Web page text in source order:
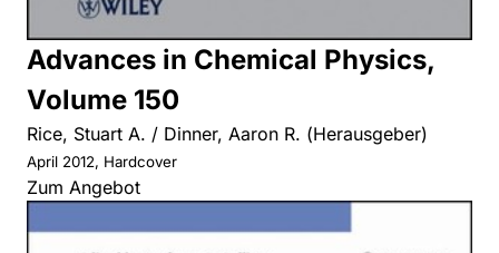
Advances in Chemical Physics,
Volume 150
Rice, Stuart A. / Dinner, Aaron R. (Herausgeber)
April 2012, Hardcover
Zum Angebot